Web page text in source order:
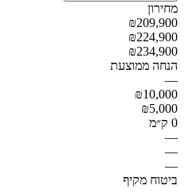
מחירון
₪209,900
₪224,900
₪234,900
הנחה ממוצעת
—
₪10,000
₪5,000
0 ק״מ
—
—
—
ביטוח מקיף